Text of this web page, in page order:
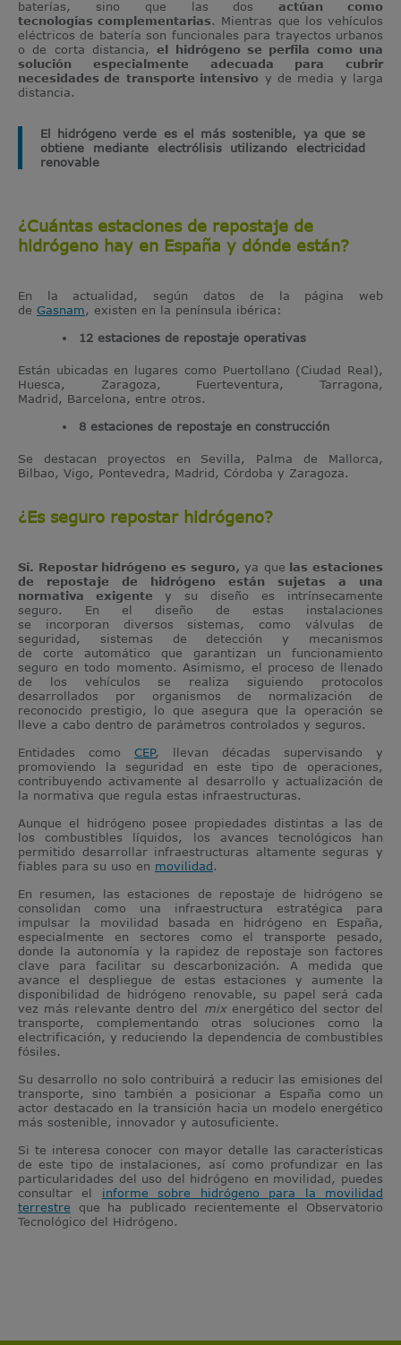
baterías, sino que las dosactúan como
tecnologías complementarias. Mientras que los vehículos
eléctricos de batería son funcionales para trayectos urbanos
o de corta distancia,el hidrógeno se perfila como una
solución especialmente adecuada para cubrir
necesidades de transporte intensivo y de media y larga
distancia.
El hidrógeno verde es el más sostenible, ya que se
obtiene mediante electrólisis utilizando electricidad
renovable
¿Cuántas estaciones de repostaje de
hidrógeno hay en España y dónde están?
En la actualidad, según datos de la página web
de Gasnam, existen en la península ibérica:
12 estaciones de repostaje operativas
Están ubicadas en lugares como Puertollano (Ciudad Real),
Huesca, Zaragoza, Fuerteventura, Tarragona,
Madrid, Barcelona, entre otros.
8 estaciones de repostaje en construcción
Se destacan proyectos en Sevilla, Palma de Mallorca,
Bilbao, Vigo, Pontevedra, Madrid, Córdoba y Zaragoza.
¿Es seguro repostar hidrógeno?
Sí. Repostar hidrógeno es seguro,ya que las estaciones
de repostaje de hidrógeno están sujetas a una
normativa exigente y su diseño es intrínsecamente
seguro.
En el diseño de estas instalaciones
se incorporan diversos sistemas, como válvulas de
seguridad, sistemas de detección y mecanismos
de corte automático que garantizan un funcionamiento
seguro en todo momento. Asimismo, el proceso de llenado
de los vehículos se realiza siguiendo protocolos
desarrollados por organismos de normalización de
reconocido prestigio, lo que asegura que la operación se
lleve a cabo dentro de parámetros controlados y seguros.
Entidades como CEP, llevan décadas supervisando y
promoviendo la seguridad en este tipo de operaciones,
contribuyendo activamente al desarrollo y actualización de
la normativa que regula estas infraestructuras.
Aunque el hidrógeno posee propiedades distintas a las de
los combustibles líquidos, los avances tecnológicos han
permitido desarrollar infraestructuras altamente seguras y
fiables para su uso en movilidad.
En resumen, las estaciones de repostaje de hidrógeno se
consolidan como una infraestructura estratégica para
impulsar la movilidad basada en hidrógeno en España,
especialmente en sectores como el transporte pesado,
donde la autonomía y la rapidez de repostaje son factores
clave para facilitar su descarbonización. A medida que
avance el despliegue de estas estaciones y aumente la
disponibilidad de hidrógeno renovable, su papel será cada
vez más relevante dentro del mixenergético del sector del
transporte, complementando otras soluciones como la
electrificación, y reduciendo la dependencia de combustibles
fósiles.
Su desarrollo no solo contribuirá a reducir las emisiones del
transporte, sino también a posicionar a España como un
actor destacado en la transición hacia un modelo energético
más sostenible, innovador y autosuficiente.
Si te interesa conocer con mayor detalle las características
de este tipo de instalaciones, así como profundizar en las
particularidades del uso del hidrógeno en movilidad, puedes
consultar el informe sobre hidrógeno para la movilidad
terrestre que ha publicado recientemente el Observatorio
Tecnológico del Hidrógeno.